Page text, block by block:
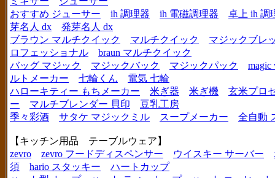
おすすめ ジューサー
ih 調理器 ih 電磁調理器
卓上 ih 調
芽名人 dx
発芽名人 dx
ブラウン マルチクイック
マルチクイック
マジックブレ
ロフェッショナル
braun マルチクイック
バッグ マジック
マジックバック マジックパック
magic
ルトメーカー
七輪くん
電気 七輪
ハローキティー もちメーカー
米ぎ器 米ぎ機
玄米プロ
ー
マルチブレンダー 貝印
豆乳工房
季々彩酒
サタケ マジックミル スープメーカー 全自動
【キッチン用品 テーブルウェア】
zevro
zevro フードディスペンサー ウイスキー サーバー
須
hario スタッキー
ハートカップ